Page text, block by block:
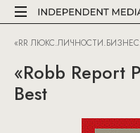
«RR
«Robb Report
Best